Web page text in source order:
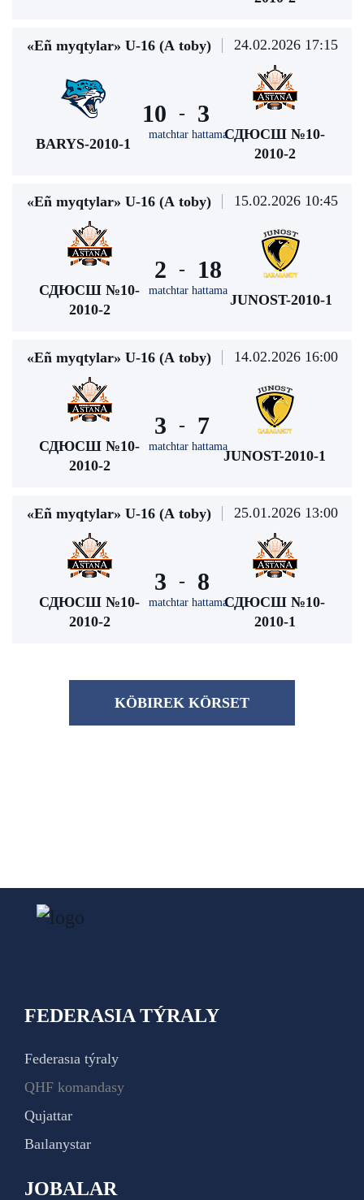
«Eñ myqtylar» U-16 (А toby) 24.02.2026 17:15
BARYS-2010-1
10 -
matchtar hattama
3
СДЮСШ №10-
2010-2
«Eñ myqtylar» U-16 (А toby) 15.02.2026 10:45
СДЮСШ №10-
2010-2
2 -
matchtar hattama
18
JUNOST-2010-1
«Eñ myqtylar» U-16 (А toby) 14.02.2026 16:00
СДЮСШ №10-
2010-2
3 -
matchtar hattama
7
JUNOST-2010-1
«Eñ myqtylar» U-16 (А toby) 25.01.2026 13:00
СДЮСШ №10-
2010-2
3 -
matchtar hattama
8
СДЮСШ №10-
2010-1
KÖBІREK KÖRSET
FEDERASIA TÝRALY
Federasıa týraly
QHF komandasy
Qujattar
Baılanystar
JOBALAR